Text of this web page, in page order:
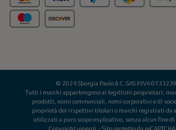
© 2024 Sborgia Paolo & C. SAS P.IVA
Tutti i marchi appartengono ai legittimi proprietari;
prodotti, nomi commerciali, nomi corporativi e di
proprietà dei rispettivi titolari o marchi registrati da
utilizzati a puro scopo esplicativo, senza alcun fine